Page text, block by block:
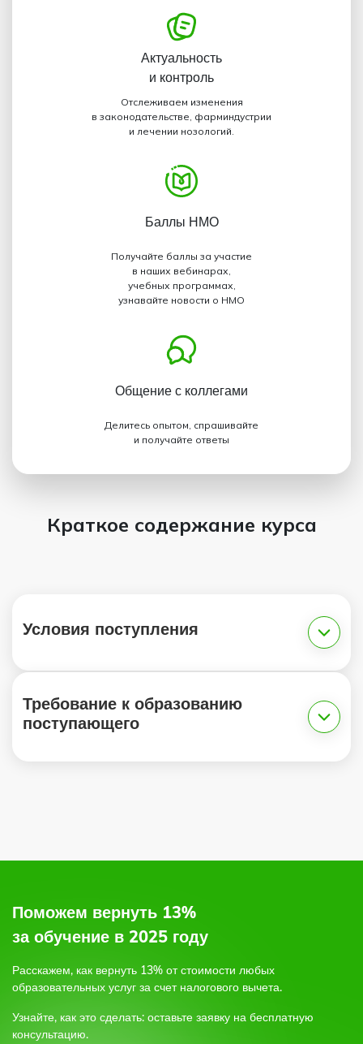
Актуальность
и контроль
Отслеживаем изменения
в законодательстве, фарминдустрии
и лечении нозологий.
Баллы НМО
Получайте баллы за участие
в наших вебинарах,
учебных программах,
узнавайте новости о НМО
Общение с коллегами
Делитесь опытом, спрашивайте
и получайте ответы
Краткое содержание курса
Условия поступления
по форме обратной связи на сайте,
3.
4.
5.
Требование к образованию
поступающего
Поможем вернуть 13%
за обучение в 2025 году
Расскажем, как вернуть 13% от стоимости любых
образовательных услуг за счет налогового вычета.
Узнайте, как это сделать: оставьте заявку на бесплатную
консультацию.